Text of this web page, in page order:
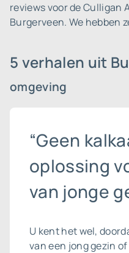
reviews voor de Culligan
Burgerveen. We hebben
5 verhalen uit
omgeving
“Geen
oplossing
van jonge
U kent het wel,
van een jong gezin